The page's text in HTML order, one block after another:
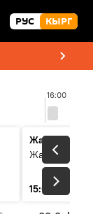
РУС КЫРГ
16:00
Жаңылыктар
15:01 3 мин